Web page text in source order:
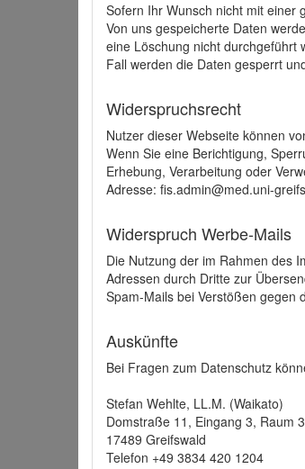
Sofern Ihr Wunsch nicht mit einer
Von uns gespeicherte Daten
eine Löschung nicht durchgeführt
Fall werden die Daten gesperrt
Widerspruchsrecht
Nutzer dieser Webseite können
Wenn Sie eine Berichtigung,
Erhebung, Verarbeitung oder
Adresse: fis.admin@med.uni-
Widerspruch Werbe-Mails
Die Nutzung der im Rahmen des
Adressen durch Dritte zur
Spam-Mails bei Verstößen gegen
Auskünfte
Bei Fragen zum Datenschutz
Stefan Wehlte, LL.M. (Waikato)
Domstraße 11, Eingang 3, Raum
17489 Greifswald
Telefon +49 3834 420 1204